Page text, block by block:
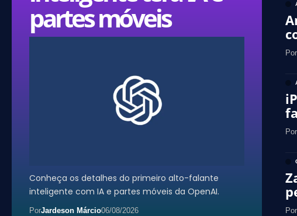
partes móveis
Conheça os detalhes do primeiro alto-falante
inteligente com IA e partes móveis da OpenAI.
PorJardeson Márcio06/08/2026
Por
Por
Por